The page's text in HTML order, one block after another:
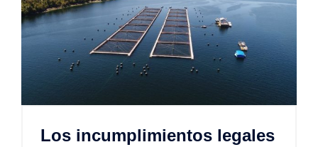
Los incumplimientos legales